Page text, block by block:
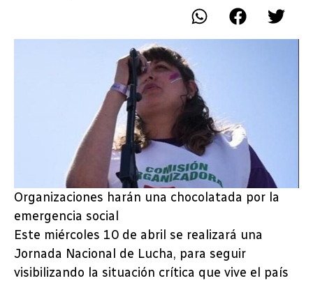
Organizaciones harán una chocolatada por la
emergencia social
Este miércoles 10 de abril se realizará una
Jornada Nacional de Lucha, para seguir
visibilizando la situación crítica que vive el país